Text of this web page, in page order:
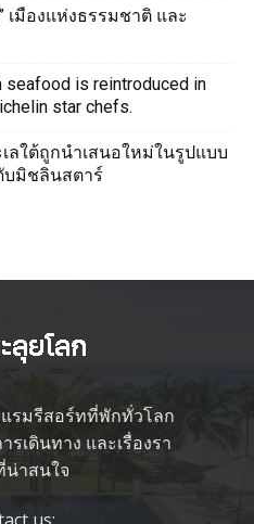
เมืองแห่งธรรมชาติ และ
seafood is reintroduced in
star chefs.
ลใต้ถูกนำเสนอใหม่ในรูปแบบ
บมิชลินสตาร์
แรมรีสอร์ทที่พักทั่วโลก
เดินทาง และเรื่องรา
น่าสนใจ